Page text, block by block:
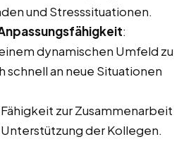
und Stresssituationen.
:
dynamischen Umfeld zu
schnell an neue Situationen
Fähigkeit zur Zusammenarbeit
Unterstützung der Kollegen.